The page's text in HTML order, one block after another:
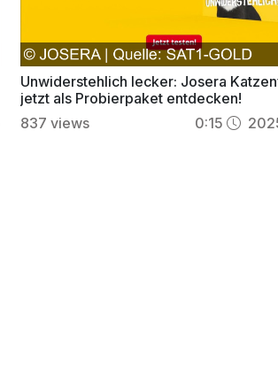
Unwiderstehlich lecker: Josera
jetzt als Probierpaket entdecken!
837 views 0:15